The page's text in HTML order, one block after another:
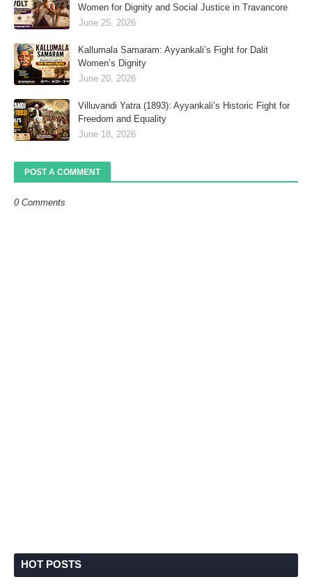
Women for Dignity and Social Justice in Travancore
June 25, 2026
Kallumala Samaram: Ayyankali’s Fight for Dalit
Women’s Dignity
June 20, 2026
Villuvandi Yatra (1893): Ayyankali’s Historic Fight for
Freedom and Equality
June 18, 2026
POST A COMMENT
0 Comments
HOT POSTS